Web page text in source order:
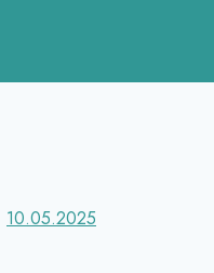
10.05.2025